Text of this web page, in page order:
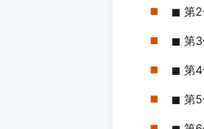
◼︎ 第2
◼︎ 第3
◼︎ 第4
◼︎ 第5